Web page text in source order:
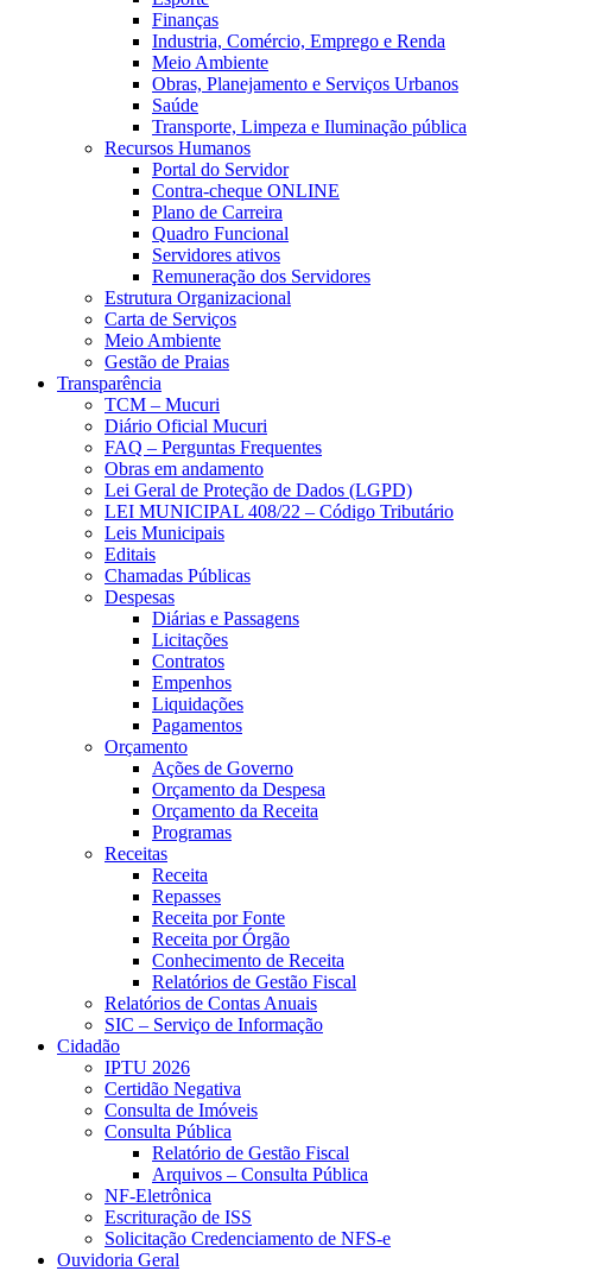
Finanças
Industria, Comércio, Emprego e Renda
Meio Ambiente
Obras, Planejamento e Serviços Urbanos
Saúde
Transporte, Limpeza e Iluminação pública
Recursos Humanos
Portal do Servidor
Contra-cheque ONLINE
Plano de Carreira
Quadro Funcional
Servidores ativos
Remuneração dos Servidores
Estrutura Organizacional
Carta de Serviços
Meio Ambiente
Gestão de Praias
Transparência
TCM – Mucuri
Diário Oficial Mucuri
FAQ – Perguntas Frequentes
Obras em andamento
Lei Geral de Proteção de Dados (LGPD)
LEI MUNICIPAL 408/22 – Código Tributário
Leis Municipais
Editais
Chamadas Públicas
Despesas
Diárias e Passagens
Licitações
Contratos
Empenhos
Liquidações
Pagamentos
Orçamento
Ações de Governo
Orçamento da Despesa
Orçamento da Receita
Programas
Receitas
Receita
Repasses
Receita por Fonte
Receita por Órgão
Conhecimento de Receita
Relatórios de Gestão Fiscal
Relatórios de Contas Anuais
SIC – Serviço de Informação
Cidadão
IPTU 2026
Certidão Negativa
Consulta de Imóveis
Consulta Pública
Relatório de Gestão Fiscal
Arquivos – Consulta Pública
NF-Eletrônica
Escrituração de ISS
Solicitação Credenciamento de NFS-e
Ouvidoria Geral